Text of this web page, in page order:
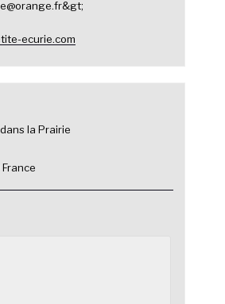
ecurie.com
la Prairie
France